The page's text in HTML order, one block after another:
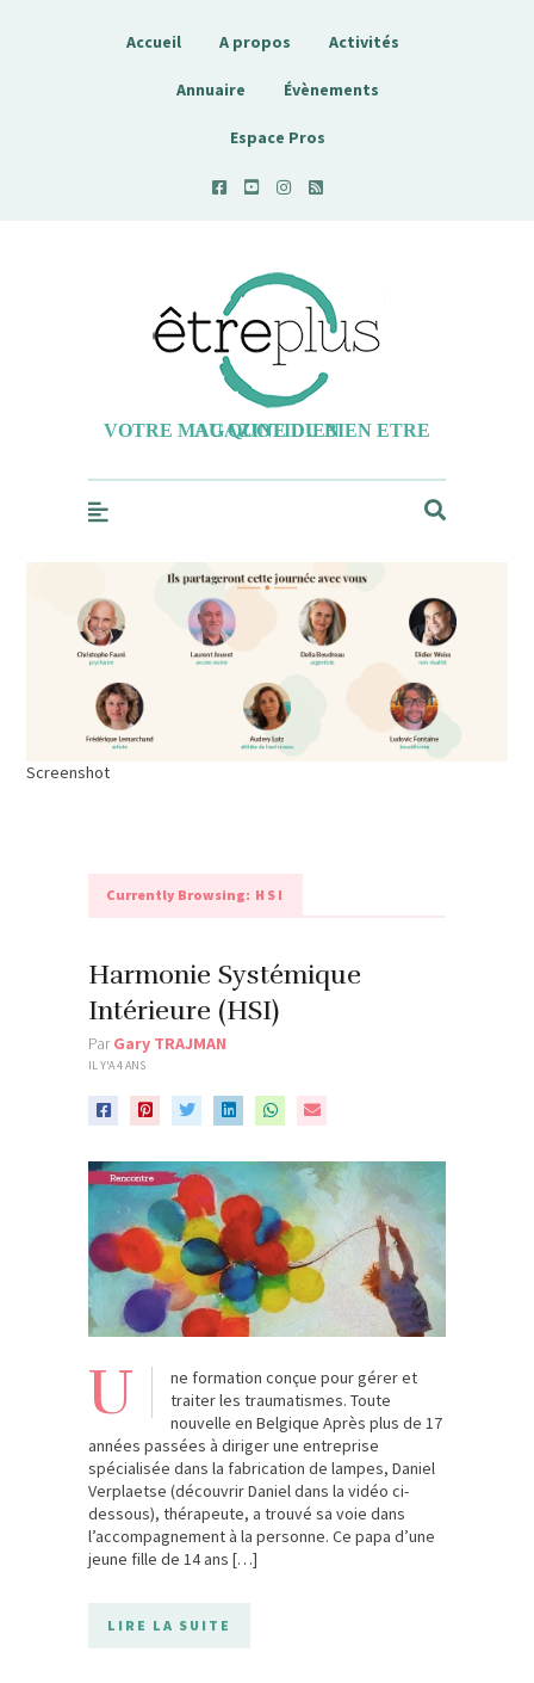
Accueil A propos Activités
Annuaire Évènements
Espace Pros
Etreplus
VOTRE MAGAZINE DU BIEN ETRE AU QUOTIDIEN
Screenshot
Currently Browsing: HSI
Harmonie Systémique
Intérieure (HSI)
ParGary TRAJMAN
IL Y'A 4 ANS
U
ne formation conçue pour gérer et
traiter les traumatismes. Toute
nouvelle en Belgique Après plus de 17
années passées à diriger une entreprise
spécialisée dans la fabrication de lampes, Daniel
Verplaetse (découvrir Daniel dans la vidéo ci-
dessous), thérapeute, a trouvé sa voie dans
l’accompagnement à la personne. Ce papa d’une
jeune fille de 14 ans […]
LIRE LA SUITE